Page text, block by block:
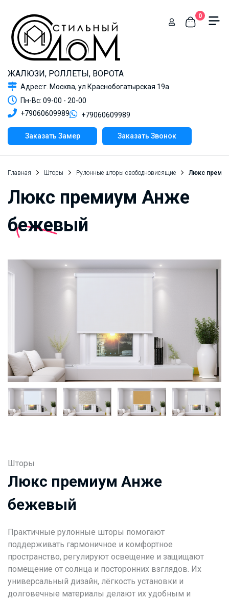
ЖАЛЮЗИ, РОЛЛЕТЫ, ВОРОТА
Адрес:г. Москва, ул Краснобогатырская 19а
Пн-Вс: 09-00 - 20-00
+79060609989
+79060609989
Заказать Замер Заказать Звонок
0
Главная Шторы Рулонные шторы свободновисящие Люкс
Люкс премиум Анже
бежевый
Шторы
Люкс премиум Анже
бежевый
Практичные рулонные шторы помогают
поддерживать гармоничное и комфортное
пространство, регулируют освещение и защищают
помещение от солнца и посторонних взглядов. Их
универсальный дизайн, лёгкость установки и
долговечные материалы делают их удобным и